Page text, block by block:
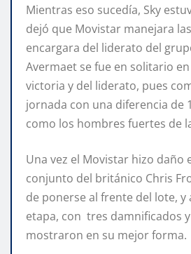
Mientras eso sucedía, Sky
dejó que Movistar manejara
encargara del liderato del
Avermaet se fue en solitario
victoria y del liderato, pues
jornada con una diferencia de
como los hombres fuertes de
Una vez el Movistar hizo daño
conjunto del británico Chris
de ponerse al frente del lote, y
etapa, con tres damnificados
mostraron en su mejor forma.